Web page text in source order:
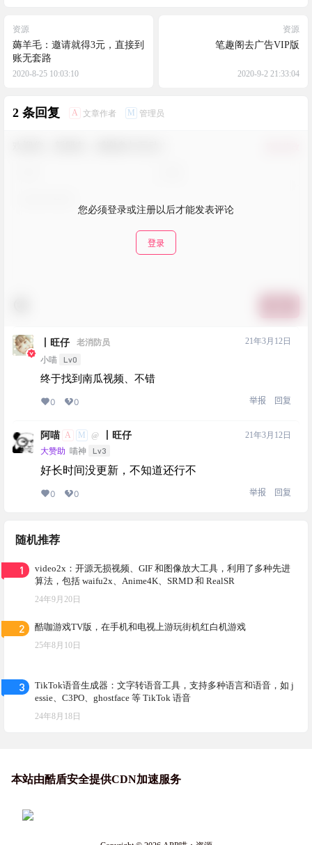
资源
薅羊毛：邀请就得3元，直接到
账无套路
2020-8-25 10:03:10
资源
笔趣阁去广告VIP版
2020-9-2 21:33:04
2 条回复 A 文章作者 M 管理员
您必须登录或注册以后才能发表评论
登录
丨旺仔
老消防员
小喵
Lv0
21年3月12日
终于找到南瓜视频、不错
0 0 举报 回复
阿喵 A M @ 丨旺仔
大赞助 喵神 Lv3
21年3月12日
好长时间没更新，不知道还行不
0 0 举报 回复
随机推荐
1
video2x：开源无损视频、GIF 和图像放大工具，利用了多种先进
算法，包括 waifu2x、Anime4K、SRMD 和 RealSR
24年9月20日
2 酷咖游戏TV版，在手机和电视上游玩街机红白机游戏
25年8月10日
3
TikTok语音生成器：文字转语音工具，支持多种语言和语音，如 j
essie、C3PO、ghostface 等 TikTok 语音
24年8月18日
本站由酷盾安全提供CDN加速服务